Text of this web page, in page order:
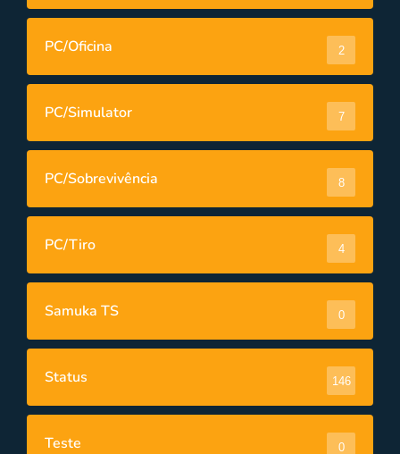
PC/Oficina 2
PC/Simulator 7
PC/Sobrevivência 8
PC/Tiro 4
Samuka TS 0
Status 146
Teste 0